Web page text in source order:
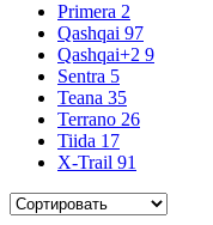
Primera 2
Qashqai 97
Qashqai+2 9
Sentra 5
Teana 35
Terrano 26
Tiida 17
X-Trail 91